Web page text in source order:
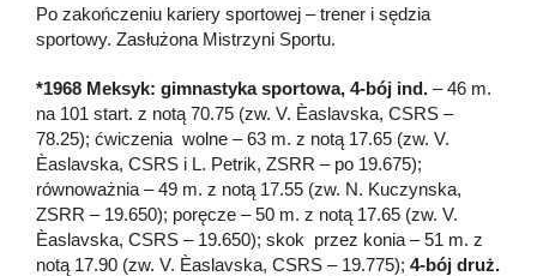
Po zakończeniu kariery sportowej – trener i sędzia
sportowy. Zasłużona Mistrzyni Sportu.
*1968 Meksyk: gimnastyka sportowa, 4-bój ind. – 46 m.
na 101 start. z notą 70.75 (zw. V. Èaslavska, CSRS –
78.25); ćwiczenia wolne – 63 m. z notą 17.65 (zw. V.
Èaslavska, CSRS i L. Petrik, ZSRR – po 19.675);
równoważnia – 49 m. z notą 17.55 (zw. N. Kuczynska,
ZSRR – 19.650); poręcze – 50 m. z notą 17.65 (zw. V.
Èaslavska, CSRS – 19.650); skok przez konia – 51 m. z
notą 17.90 (zw. V. Èaslavska, CSRS – 19.775); 4-bój druż.